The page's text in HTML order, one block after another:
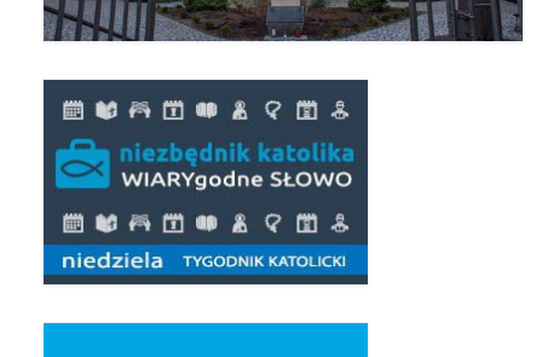
Galerie 2020
Wizytacja Kanoniczna 21.06.2020
Boże Ciało 2020
GODZINA ŚWIĘTA W ŚWIĘTO
MIŁOSIERDZIA BOŻEGO
Opłatek Wspólnot Parafialnych